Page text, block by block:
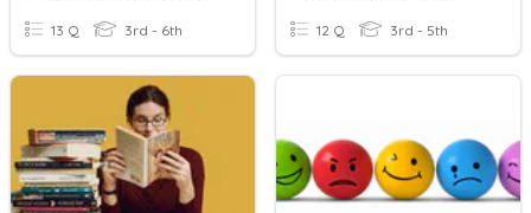
13 Q 3rd - 6th 12 Q 3rd - 5th